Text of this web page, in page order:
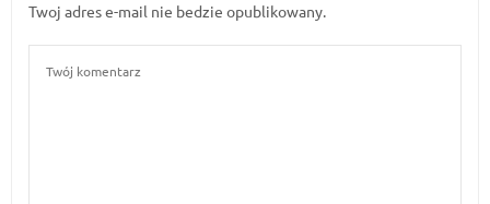
Twoj adres e-mail nie bedzie opublikowany.